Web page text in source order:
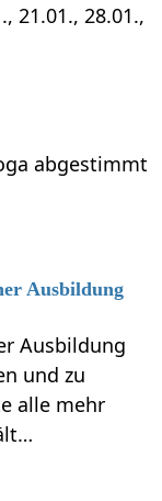
21.01., 28.01.,
abgestimmt
Ausbildung
Ausbildung
und zu
alle mehr